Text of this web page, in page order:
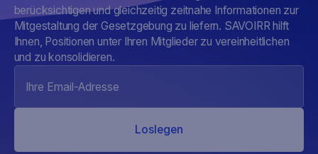
berücksichtigen und gleichzeitig zeitnahe Informationen zur
Mitgestaltung der Gesetzgebung zu liefern. SAVOIRR hilft
Ihnen, Positionen unter Ihren Mitglieder zu vereinheitlichen
und zu konsolidieren.